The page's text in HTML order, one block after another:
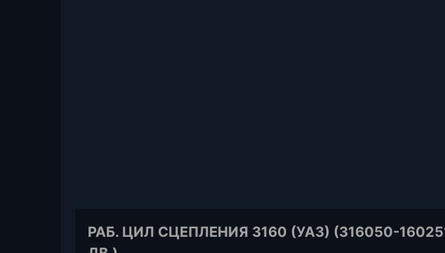
РАБ. ЦИЛ СЦЕПЛЕНИЯ 3160 (УАЗ) (316050-